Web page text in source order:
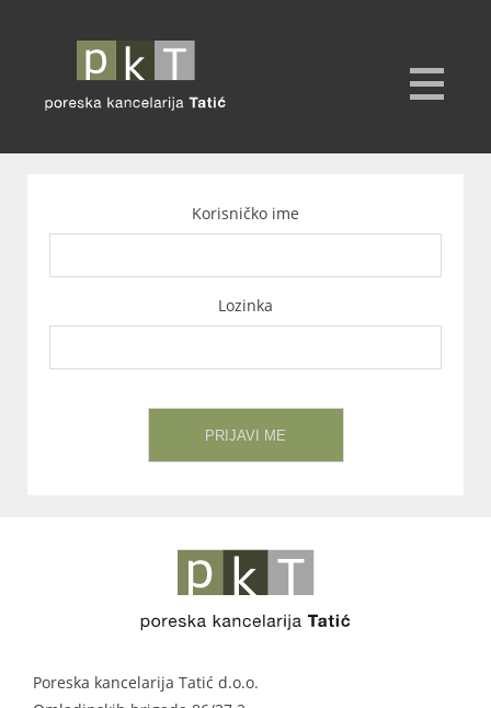
Korisničko ime
Lozinka
Poreska kancelarija Tatić d.o.o.